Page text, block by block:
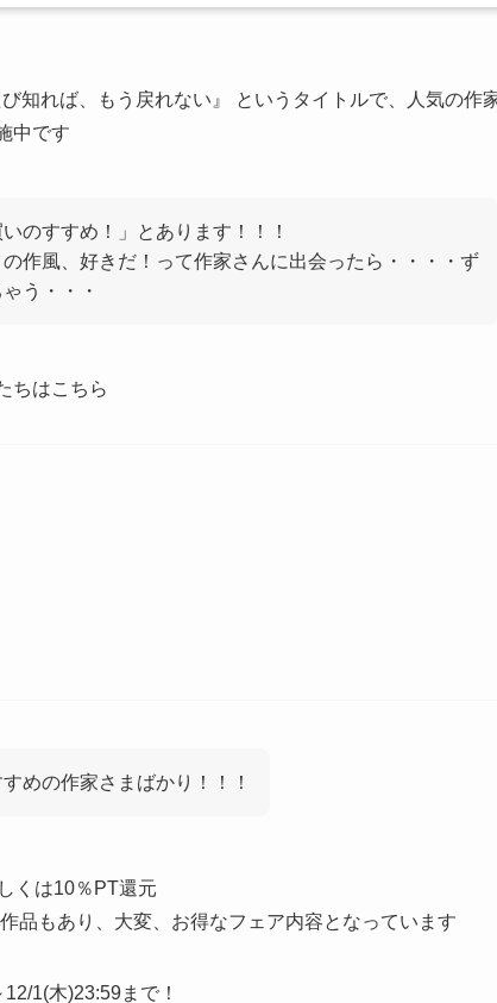
知れば、もう戻れない』 というタイトルで、人気の作
中です
のすすめ！」とあります！！！
作風、好きだ！って作家さんに出会ったら・・・・ず
う・・・
ちはこちら
めの作家さまばかり！！！
くは10％PT還元
品もあり、大変、お得なフェア内容となっています
1(木)23:59まで！